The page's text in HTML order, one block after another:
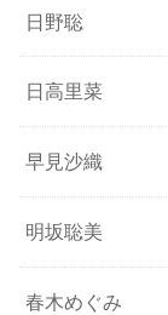
日野聡
日高里菜
早見沙織
明坂聡美
春木めぐみ